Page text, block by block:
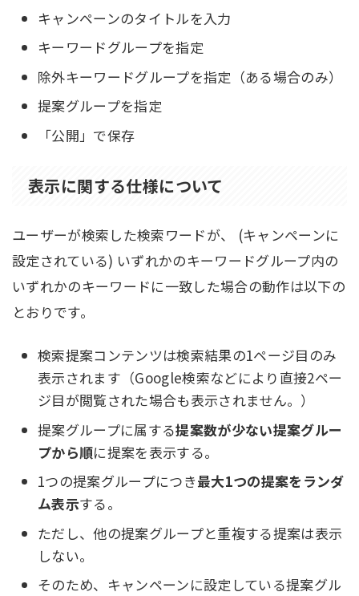
キャンペーンのタイトルを入力
キーワードグループを指定
除外キーワードグループを指定（ある場合のみ）
提案グループを指定
「公開」で保存
表示に関する仕様について
ユーザーが検索した検索ワードが、 (キャンペーンに
設定されている) いずれかのキーワードグループ内の
いずれかのキーワードに一致した場合の動作は以下の
とおりです。
検索提案コンテンツは検索結果の1ページ目のみ
表示されます（Google検索などにより直接2ペー
ジ目が閲覧された場合も表示されません。）
提案グループに属する提案数が少ない提案グルー
プから順に提案を表示する。
1つの提案グループにつき最大1つの提案をランダ
ム表示する。
ただし、他の提案グループと重複する提案は表示
しない。
そのため、キャンペーンに設定している提案グル